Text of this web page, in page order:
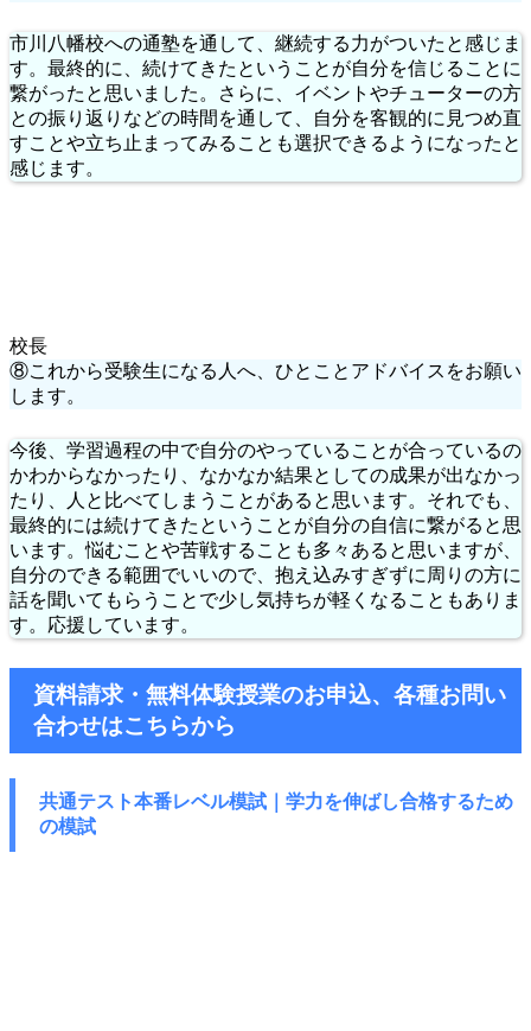
市川八幡校への通塾を通して、継続する力がついたと感じま
す。最終的に、続けてきたということが自分を信じることに
繋がったと思いました。さらに、イベントやチューターの方
との振り返りなどの時間を通して、自分を客観的に見つめ直
すことや立ち止まってみることも選択できるようになったと
感じます。
校長
⑧これから受験生になる人へ、ひとことアドバイスをお願い
します。
今後、学習過程の中で自分のやっていることが合っているの
かわからなかったり、なかなか結果としての成果が出なかっ
たり、人と比べてしまうことがあると思います。それでも、
最終的には続けてきたということが自分の自信に繋がると思
います。悩むことや苦戦することも多々あると思いますが、
自分のできる範囲でいいので、抱え込みすぎずに周りの方に
話を聞いてもらうことで少し気持ちが軽くなることもありま
す。応援しています。
資料請求・無料体験授業のお申込、各種お問い
合わせはこちらから
共通テスト本番レベル模試｜学力を伸ばし合格するため
の模試